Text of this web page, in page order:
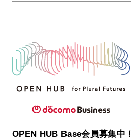
OPEN HUB Base会員募集中！